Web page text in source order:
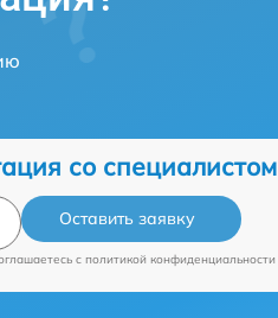
со специалистом
Оставить заявку
c политикой конфиденциальности